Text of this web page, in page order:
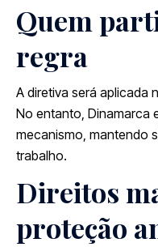
Quem
regra
A diretiva será aplicada
No entanto, Dinamarca
mecanismo, mantendo
trabalho.
Direitos
proteção